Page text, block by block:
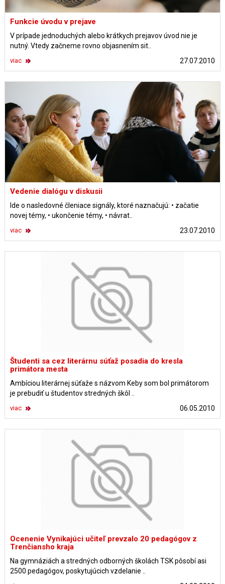
Funkcie úvodu v prejave
V prípade jednoduchých alebo krátkych prejavov úvod nie je
nutný. Vtedy začneme rovno objasnením sit..
27.07.2010
viac
Vedenie dialógu v diskusii
Ide o nasledovné členiace signály, ktoré naznačujú: • začatie
novej témy, • ukončenie témy, • návrat..
23.07.2010
viac
Študenti sa cez literárnu súťaž posadia do kresla
primátora mesta
Ambíciou literárnej súťaže s názvom Keby som bol primátorom
je prebudiť u študentov stredných škôl ..
06.05.2010
viac
Ocenenie Vynikajúci učiteľ prevzalo 20 pedagógov z
Trenčiansho kraja
Na gymnáziách a stredných odborných školách TSK pôsobí asi
2500 pedagógov, poskytujúcich vzdelanie ..